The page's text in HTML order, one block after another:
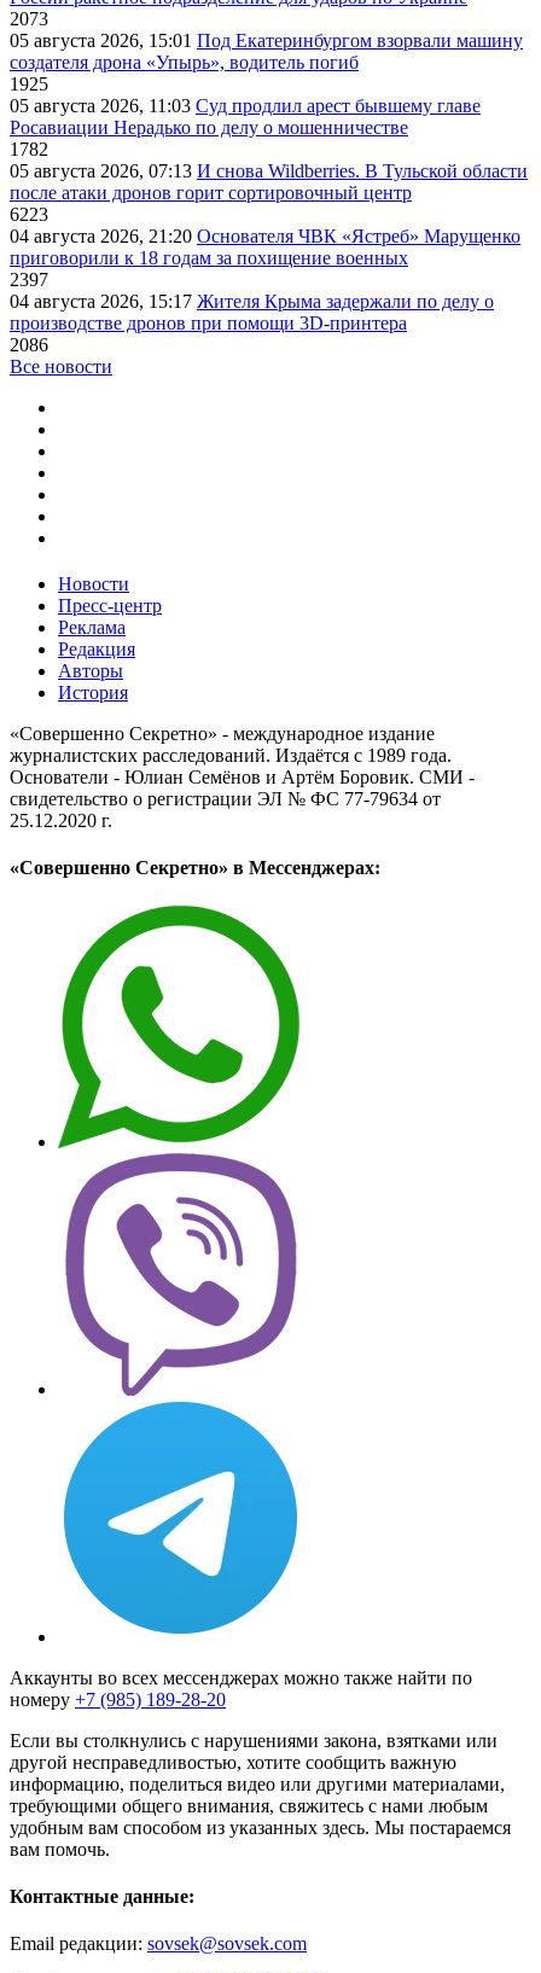
2073
05 августа 2026, 15:01 Под Екатеринбургом взорвали машину
создателя дрона «Упырь», водитель погиб
1925
05 августа 2026, 11:03 Суд продлил арест бывшему главе
Росавиации Нерадько по делу о мошенничестве
1782
05 августа 2026, 07:13 И снова Wildberries. В Тульской области
после атаки дронов горит сортировочный центр
6223
04 августа 2026, 21:20 Основателя ЧВК «Ястреб» Марущенко
приговорили к 18 годам за похищение военных
2397
04 августа 2026, 15:17 Жителя Крыма задержали по делу о
производстве дронов при помощи 3D‑принтера
2086
Все новости
Новости
Пресс-центр
Реклама
Редакция
Авторы
История
«Совершенно Секретно» - международное издание
журналистских расследований. Издаётся с 1989 года.
Основатели - Юлиан Семёнов и Артём Боровик. CМИ -
свидетельство о регистрации ЭЛ № ФС 77-79634 от
25.12.2020 г.
«Совершенно Секретно» в Мессенджерах:
Аккаунты во всех мессенджерах можно также найти по
номеру +7 (985) 189-28-20
Если вы столкнулись с нарушениями закона, взятками или
другой несправедливостью, хотите сообщить важную
информацию, поделиться видео или другими материалами,
требующими общего внимания, свяжитесь с нами любым
удобным вам способом из указанных здесь. Мы постараемся
вам помочь.
Контактные данные:
Email редакции: sovsek@sovsek.com